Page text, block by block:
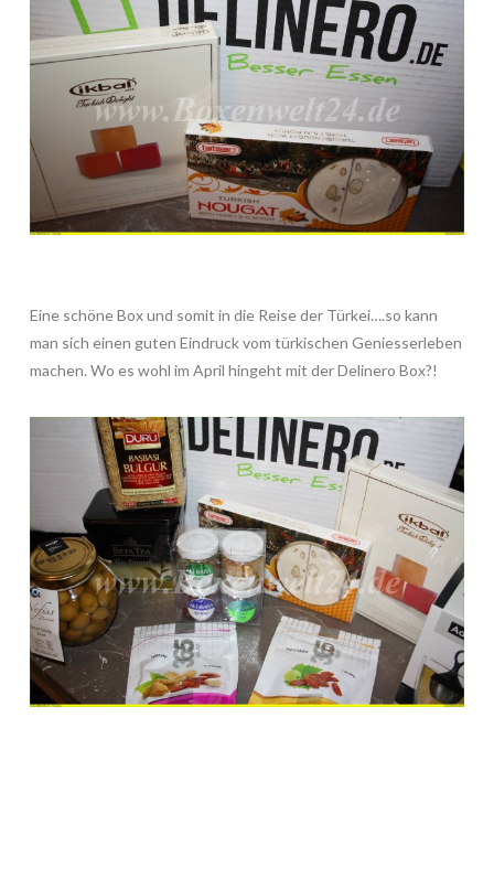
Eine schöne Box und somit in die Reise der Türkei….so kann
man sich einen guten Eindruck vom türkischen Geniesserleben
machen. Wo es wohl im April hingeht mit der Delinero Box?!